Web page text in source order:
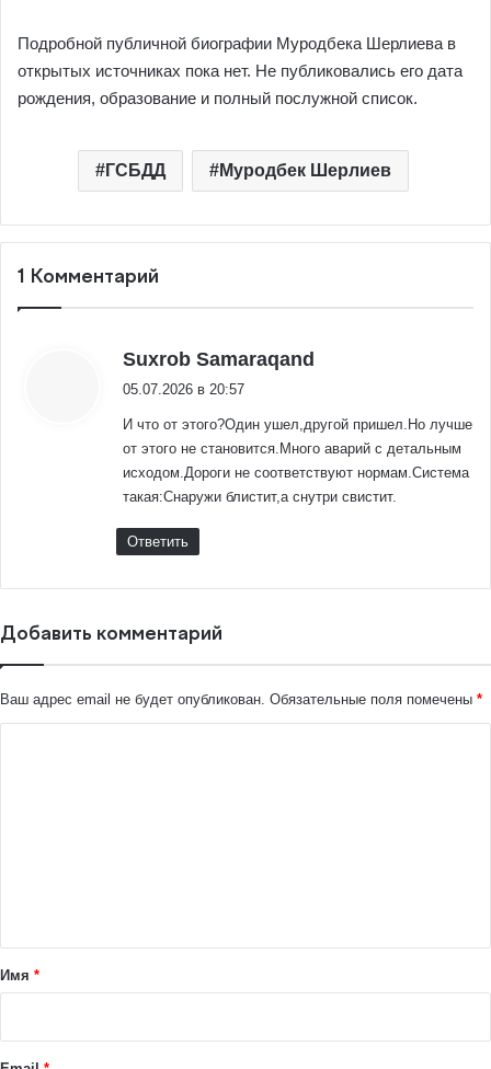
Подробной публичной биографии Муродбека Шерлиева в
открытых источниках пока нет. Не публиковались его дата
рождения, образование и полный послужной список.
ГСБДД Муродбек Шерлиев
1 Комментарий
Suxrob Samaraqand
05.07.2026 в 20:57
И что от этого?Один ушел,другой пришел.Но лучше
от этого не становится.Много аварий с детальным
исходом.Дороги не соответствуют нормам.Система
такая:Снаружи блистит,а снутри свистит.
Ответить
Добавить комментарий
Ваш адрес email не будет опубликован. Обязательные поля помечены *
аИмя *